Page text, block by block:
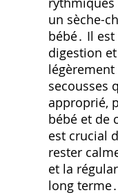
un sèche-
bébé․ Il
digestion
secousses
approprié,
bébé et de
est crucial
rester
et la
long terme․